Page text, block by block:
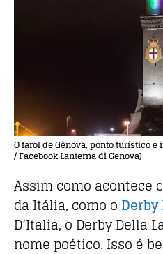
O farol de Gênova, ponto turístico
/ Facebook Lanterna di Genova)
Assim como acontece
da Itália, como o
D’Italia, o Derby Della
nome poético. Isso é